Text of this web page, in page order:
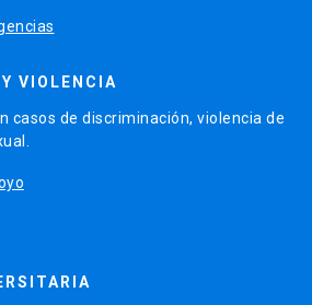
VIOLENCIA
casos de discriminación, violencia de